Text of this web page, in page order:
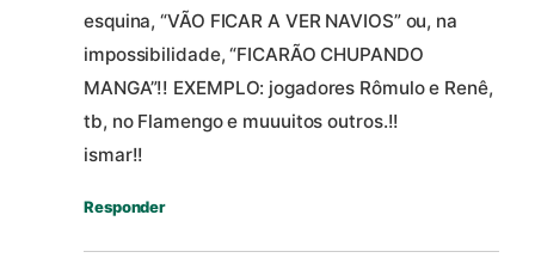
esquina, “VÃO FICAR A VER NAVIOS” ou, na
impossibilidade, “FICARÃO CHUPANDO
MANGA”!! EXEMPLO: jogadores Rômulo e Renê,
tb, no Flamengo e muuuitos outros.!!
ismar!!
Responder